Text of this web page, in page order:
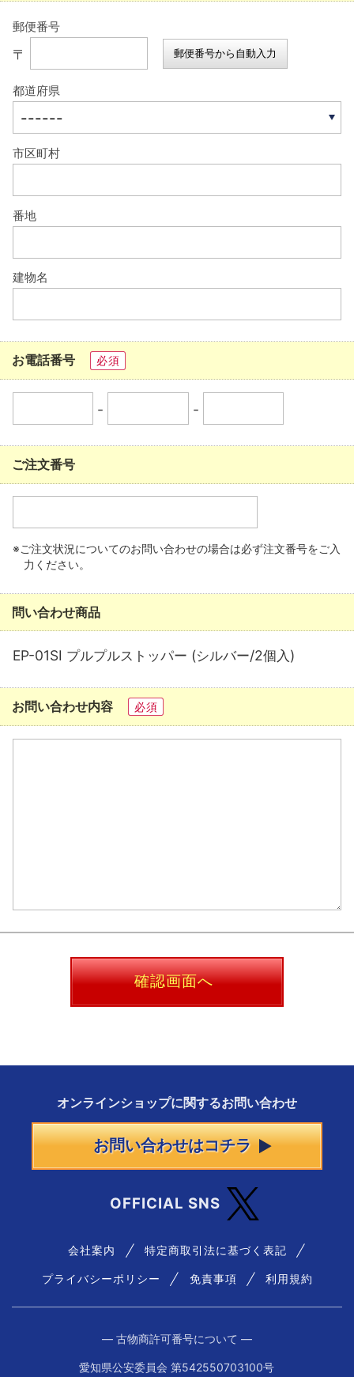
郵便番号
〒 郵便番号から自動入力
都道府県
市区町村
番地
建物名
お電話番号 必須
- -
ご注文番号
※ご注文状況についてのお問い合わせの場合は必ず注文番号をご入
力ください。
問い合わせ商品
EP-01SI プルプルストッパー (シルバー/2個入)
お問い合わせ内容 必須
確認画面へ
オンラインショップに関するお問い合わせ
お問い合わせはコチラ
OFFICIAL SNS
会社案内 特定商取引法に基づく表記
プライバシーポリシー 免責事項 利用規約
― 古物商許可番号について ―
愛知県公安委員会 第542550703100号